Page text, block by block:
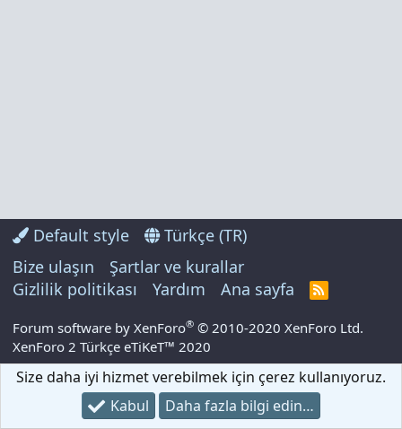
Default style
Türkçe (TR)
Bize ulaşın
Şartlar ve kurallar
Gizlilik politikası
Yardım Ana sayfa
R
S
Forum software by XenForo® © 2010-2020 XenForo Ltd.
XenForo 2 Türkçe eTiKeT™ 2020
Size daha iyi hizmet verebilmek için çerez kullanıyoruz.
Kabul
Daha fazla bilgi edin…